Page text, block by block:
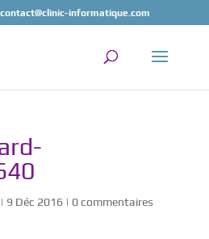
contact@clinic-informatique.com
9 Déc 2016 | 0 commentaires